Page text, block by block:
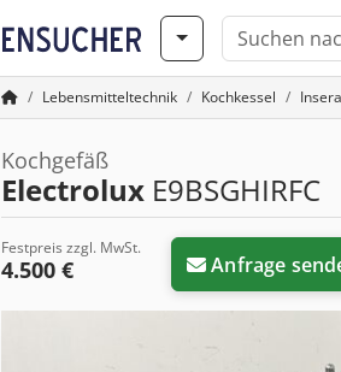
Lebensmitteltechnik Kochkessel
Kochgefäß
Electrolux E9BSGHIRFC
Festpreis zzgl. MwSt.
4.500 € Anfrage